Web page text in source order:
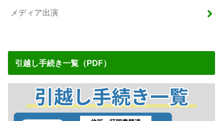
メディア出演
引越し手続き一覧（PDF）